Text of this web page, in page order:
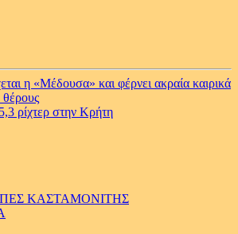
η «Μέδουσα» και φέρνει ακραία καιρικά
ρίχτερ στην Κρήτη
ΚΑΣΤΑΜΟΝΙΤΗΣ